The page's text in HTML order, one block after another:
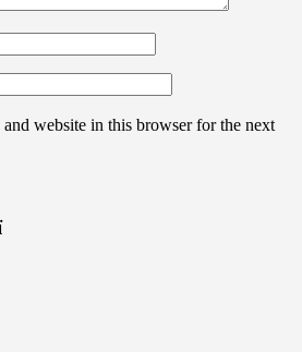
and website in this browser for the next